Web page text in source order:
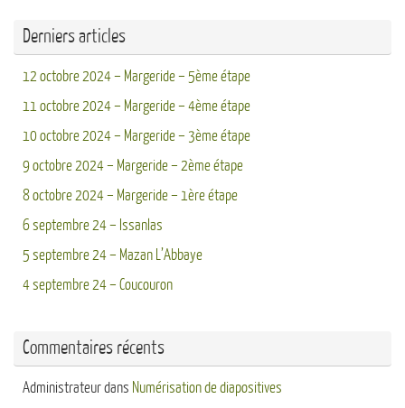
Derniers articles
12 octobre 2024 – Margeride – 5ème étape
11 octobre 2024 – Margeride – 4ème étape
10 octobre 2024 – Margeride – 3ème étape
9 octobre 2024 – Margeride – 2ème étape
8 octobre 2024 – Margeride – 1ère étape
6 septembre 24 – Issanlas
5 septembre 24 – Mazan L’Abbaye
4 septembre 24 – Coucouron
Commentaires récents
Administrateurdans Numérisation de diapositives